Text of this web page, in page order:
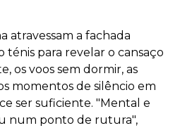
atravessam a fachada
para revelar o cansaço
os voos sem dormir, as
momentos de silêncio em
ser suficiente. "Mental e
num ponto de rutura",